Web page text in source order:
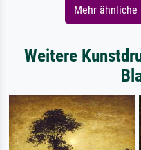
Mehr
Weitere